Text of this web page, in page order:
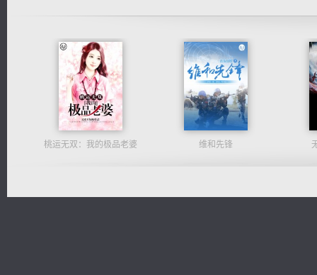
桃运无双：我的极品老婆 维和先锋